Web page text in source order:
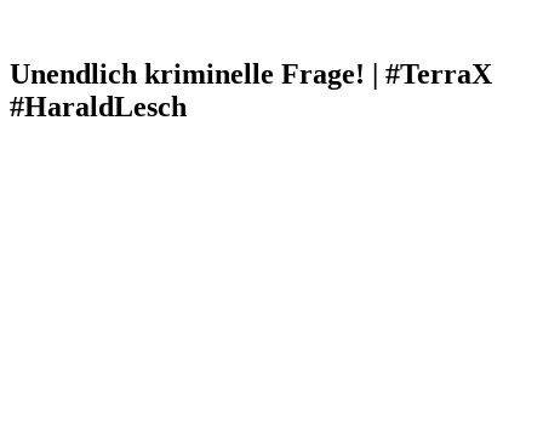
Unendlich kriminelle Frage! | #TerraX
#HaraldLesch